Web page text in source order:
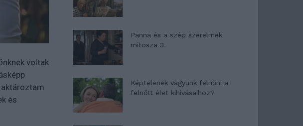
voltak
és
Panna és a szép szerelmek
mítosza 3.
Képtelenek vagyunk felnőni a
felnőtt élet kihívásaihoz?